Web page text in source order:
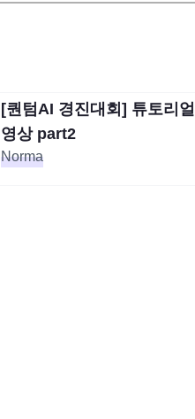
종료
[퀀텀AI 경진대회] 튜토리얼
영상 part2
Norma
[퀀텀AI 경진대회] 튜토리얼
영상 part2
Norma